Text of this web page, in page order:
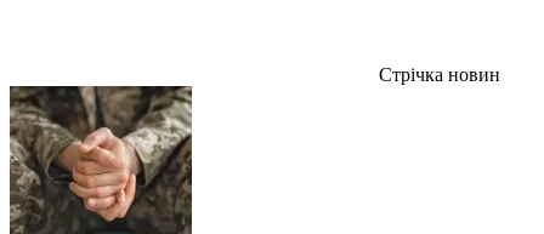
Стрічка новин